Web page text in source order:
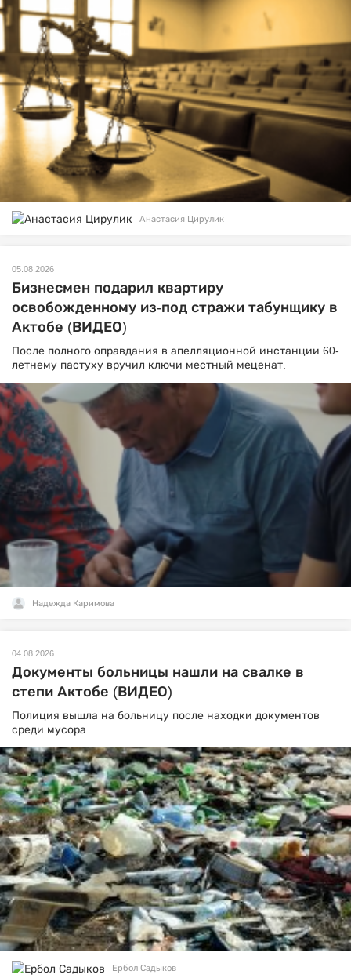
Анастасия Цирулик
05.08.2026
Бизнесмен подарил квартиру
освобожденному из-под стражи табунщику в
Актобе (ВИДЕО)
После полного оправдания в апелляционной инстанции 60-
летнему пастуху вручил ключи местный меценат.
Надежда Каримова
04.08.2026
Документы больницы нашли на свалке в
степи Актобе (ВИДЕО)
Полиция вышла на больницу после находки документов
среди мусора.
Ербол Садыков